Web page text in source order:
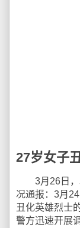
27岁女子
3月26日，
况通报：3月
丑化英雄烈士
警方迅速开展